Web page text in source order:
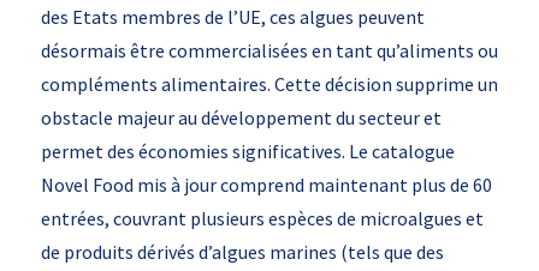
des Etats membres de l’UE, ces algues peuvent
désormais être commercialisées en tant qu’aliments ou
compléments alimentaires. Cette décision supprime un
obstacle majeur au développement du secteur et
permet des économies significatives. Le catalogue
Novel Food mis à jour comprend maintenant plus de 60
entrées, couvrant plusieurs espèces de microalgues et
de produits dérivés d’algues marines (tels que des